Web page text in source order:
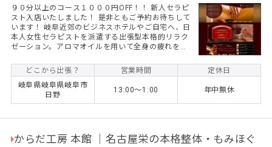
９０分以上のコース１０００円OFF！！ 新人セラピ
スト入店いたしました！ 是非ともご予約お待ちして
います！ 岐阜近郊のビジネスホテルやご自宅へ、日
本人女性セラピストを派遣する出張型本格的リラク
ゼーション。アロマオイルを用いて全身の疲れを癒
ピスト大募集中です！未経験者でも大丈夫です！
どこから出張？ 営業時間
定休日
岐阜県岐阜県岐阜市
日野
13:00～1:00 年中無休
からだ工房 本館 ｜名古屋栄の本格整体・もみほぐ